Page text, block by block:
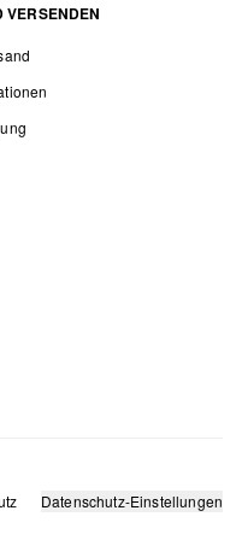
VERSENDEN
Datenschutz-Einstellungen